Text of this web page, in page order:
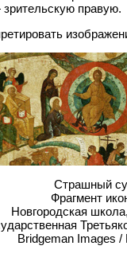
правую.
Страшный
Фрагмент
Новгородская
Bridgeman Images /